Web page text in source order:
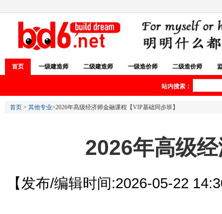
首页 一级建造师 二级建造师 一级造价师 二级造价师
站内搜索：
首页 > 其他专业>2026年高级经济师金融课程【VIP基础同步班】
2026年高级
【发布/编辑时间:2026-05-22